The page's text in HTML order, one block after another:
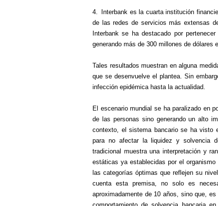
4.
Interbank es la cuarta institución
de las redes de servicios más extensas
Interbank se ha destacado por
generando más de 300 millones de dólares
Tales resultados muestran en alguna
que se desenvuelve el plantea. Sin
infección epidémica hasta la actualidad.
El escenario mundial se ha paralizado en
de las personas sino generando un alto
contexto, el sistema bancario se ha visto
para no afectar la liquidez y solvencia
tradicional muestra una interpretación y
estáticas ya establecidas por el
las categorías óptimas que reflejen su
cuenta esta premisa, no solo es
aproximadamente de 10 años, sino que,